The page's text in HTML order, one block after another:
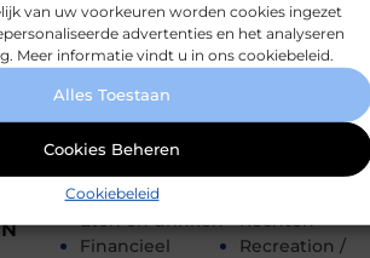
van uw voorkeuren worden cookies ingezet
advertenties en het analyseren
Meer informatie vindt u in ons cookiebeleid.
Alles Toestaan
Cookies Beheren
Cookiebeleid
Eten en drinken
Financieel
Rechten
Recreation /
bloggen? Je staat er niet alleen voor!
een ondersteunende community waar je
ontdekt. Krijg tips, feedback en inspiratie